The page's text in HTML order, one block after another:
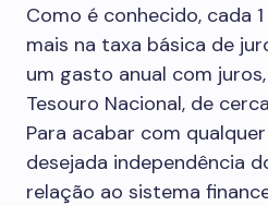
Como é conhecido, cada
mais na taxa básica de
um gasto anual com
Tesouro Nacional, de
Para acabar com
desejada independência
relação ao sistema